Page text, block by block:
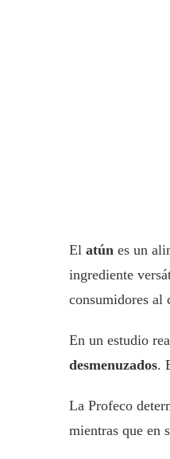
El atún es un
ingrediente
consumidores al
En un estudio
desmenuzados.
La Profeco
mientras que en